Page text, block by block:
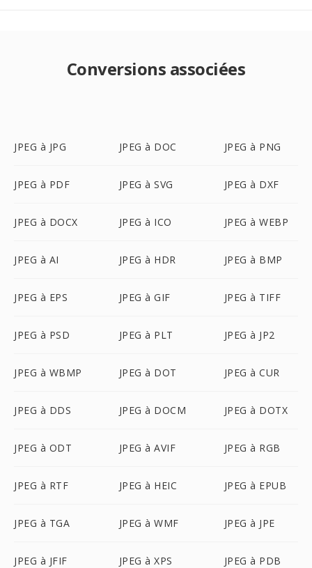
Conversions associées
JPEG à JPG JPEG à DOC JPEG à PNG
JPEG à PDF JPEG à SVG JPEG à DXF
JPEG à DOCX JPEG à ICO JPEG à WEBP
JPEG à AI JPEG à HDR JPEG à BMP
JPEG à EPS JPEG à GIF JPEG à TIFF
JPEG à PSD JPEG à PLT JPEG à JP2
JPEG à WBMP JPEG à DOT JPEG à CUR
JPEG à DDS JPEG à DOCM JPEG à DOTX
JPEG à ODT JPEG à AVIF JPEG à RGB
JPEG à RTF JPEG à HEIC JPEG à EPUB
JPEG à TGA JPEG à WMF JPEG à JPE
JPEG à JFIF JPEG à XPS JPEG à PDB